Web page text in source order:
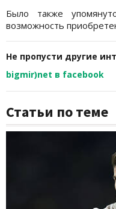
Было также
возможность
Не пропусти другие
bigmir)net в facebook
Статьи по теме